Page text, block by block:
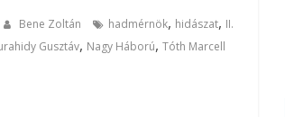
Bene Zoltán hadmérnök, hidászat, II.
Gusztáv, Nagy Háború,Tóth Marcell